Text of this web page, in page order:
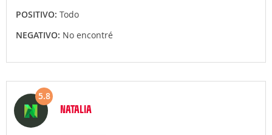
POSITIVO: Todo
NEGATIVO: No encontré
5.8
NATALIA